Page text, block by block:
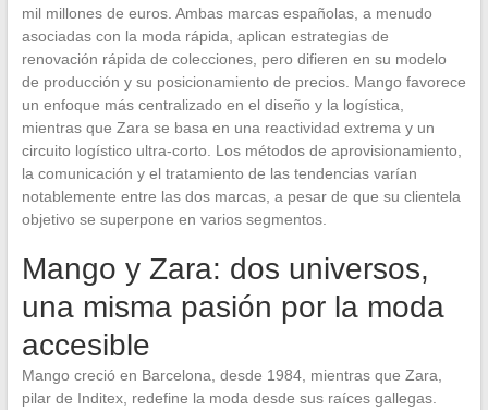
mil millones de euros. Ambas marcas españolas, a menudo
asociadas con la moda rápida, aplican estrategias de
renovación rápida de colecciones, pero difieren en su modelo
de producción y su posicionamiento de precios. Mango favorece
un enfoque más centralizado en el diseño y la logística,
mientras que Zara se basa en una reactividad extrema y un
circuito logístico ultra-corto. Los métodos de aprovisionamiento,
la comunicación y el tratamiento de las tendencias varían
notablemente entre las dos marcas, a pesar de que su clientela
objetivo se superpone en varios segmentos.
Mango y Zara: dos universos,
una misma pasión por la moda
accesible
Mango creció en Barcelona, desde 1984, mientras que Zara,
pilar de Inditex, redefine la moda desde sus raíces gallegas.